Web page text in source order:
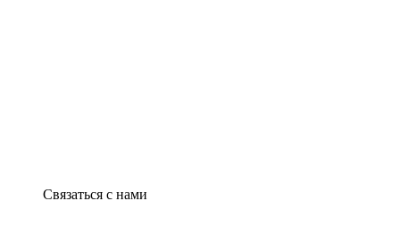
Связаться с нами